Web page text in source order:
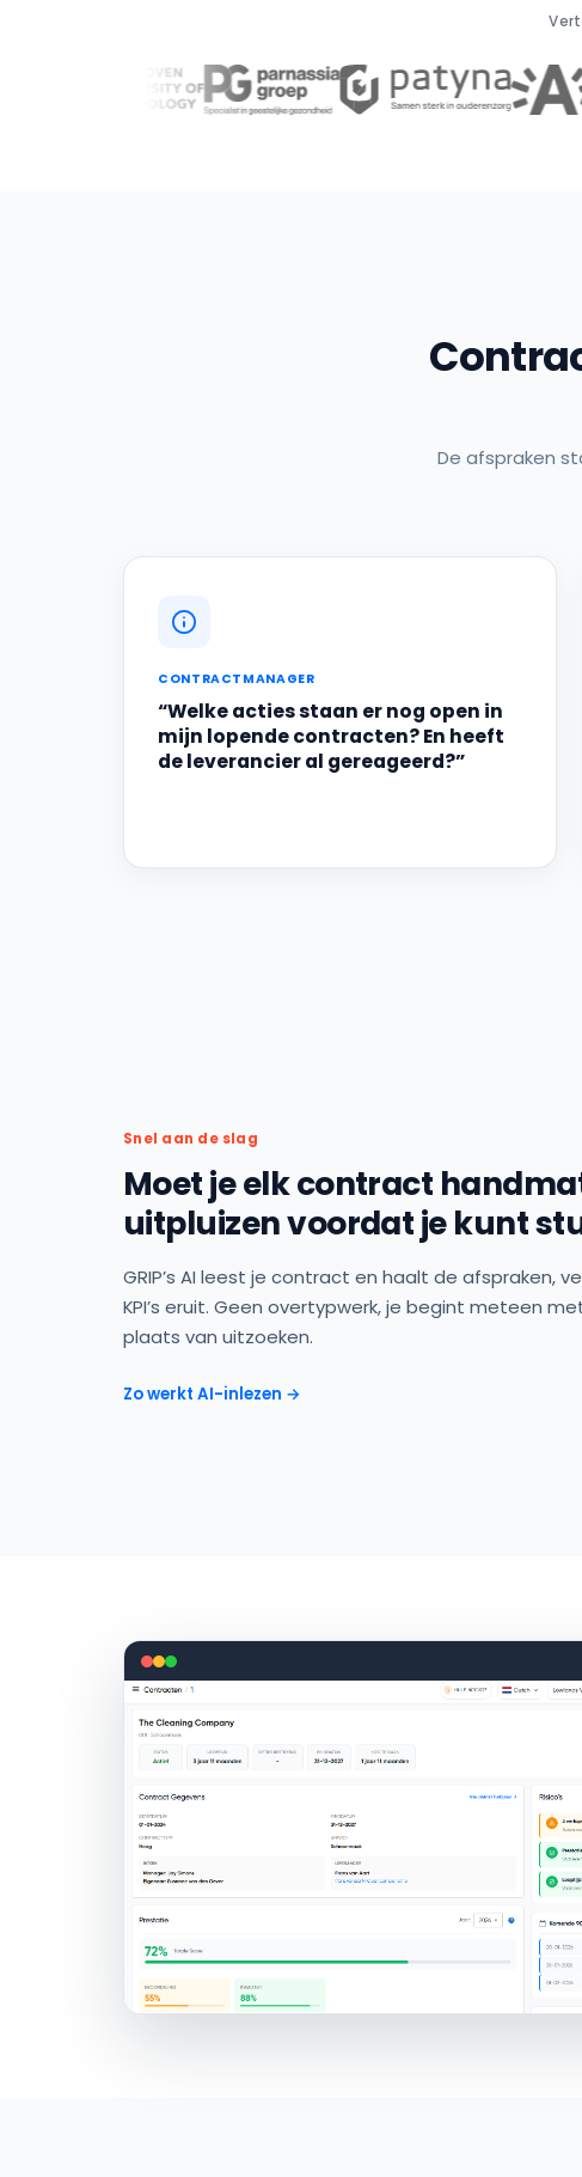
De afspraken
CONTRACTMANAGER
“Welke acties staan er nog open in
mijn lopende contracten? En heeft
de leverancier al gereageerd?”
Snel aan de slag
Moet je elk contract
uitpluizen voordat je kunt
GRIP’s AI leest je contract en haalt de afspraken,
KPI’s eruit. Geen overtypwerk, je begint meteen
plaats van uitzoeken.
Zo werkt AI-inlezen →